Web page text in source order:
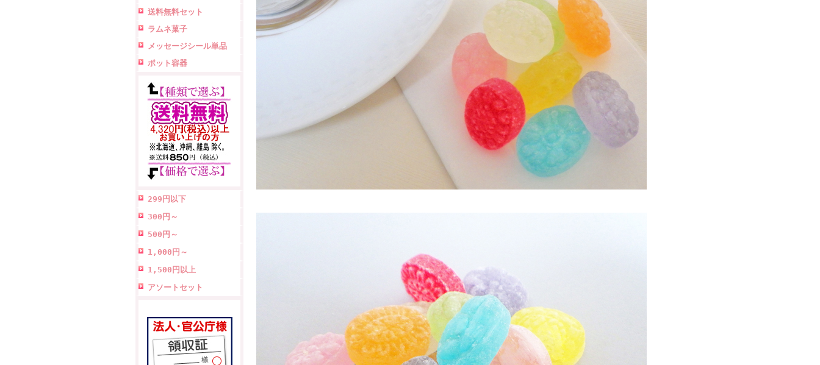
送料無料セット
ラムネ菓子
メッセージシール単品
ポット容器
299円以下
300円～
500円～
1,000円～
1,500円以上
アソートセット